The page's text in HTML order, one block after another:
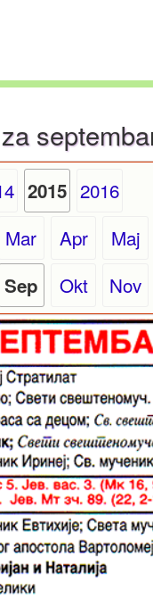
2015 2016
Mar Apr Maj
Sep Okt Nov